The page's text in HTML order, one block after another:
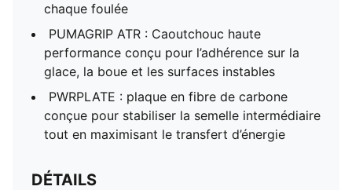
chaque foulée
PUMAGRIP ATR : Caoutchouc haute
performance conçu pour l’adhérence sur la
glace, la boue et les surfaces instables
PWRPLATE : plaque en fibre de carbone
conçue pour stabiliser la semelle intermédiaire
tout en maximisant le transfert d’énergie
DÉTAILS